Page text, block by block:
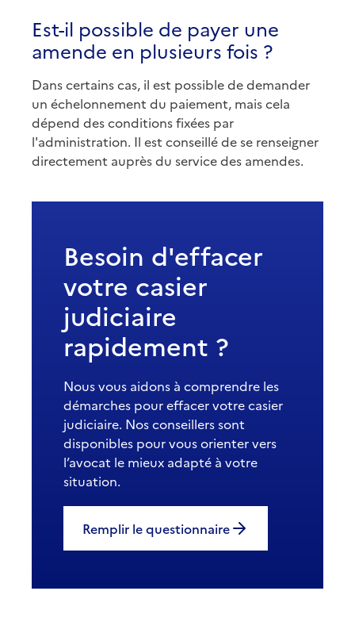
Est-il possible de payer une
amende en plusieurs fois ?
Dans certains cas, il est possible de demander
un échelonnement du paiement, mais cela
dépend des conditions fixées par
l'administration. Il est conseillé de se renseigner
directement auprès du service des amendes.
Besoin d'effacer
votre casier
judiciaire
rapidement ?
Nous vous aidons à comprendre les
démarches pour effacer votre casier
judiciaire. Nos conseillers sont
disponibles pour vous orienter vers
l’avocat le mieux adapté à votre
situation.
Remplir le questionnaire